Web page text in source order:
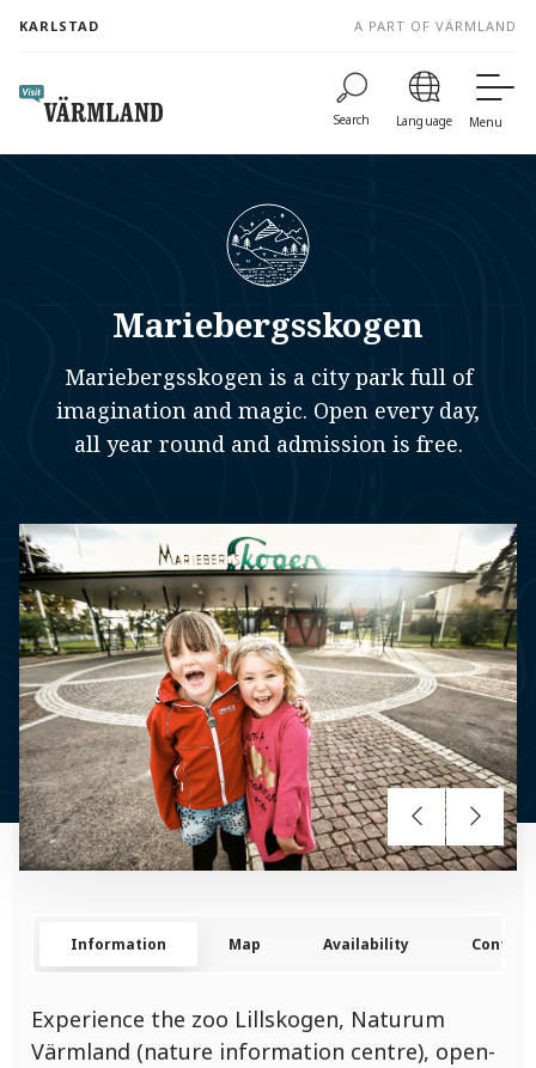
content
KARLSTAD A PART OF VÄRMLAND
Search Language Menu
Mariebergsskogen
Mariebergsskogen is a city park full of
imagination and magic. Open every day,
all year round and admission is free.
Information Map Availability Contact
Experience the zoo Lillskogen, Naturum
Värmland (nature information centre), open-